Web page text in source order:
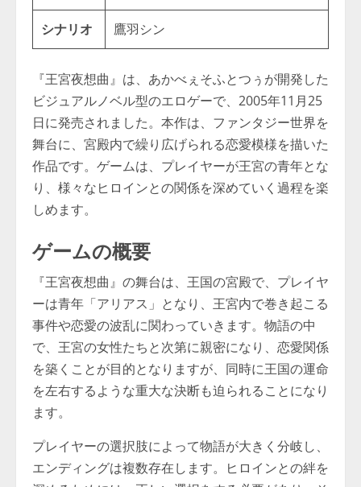
シナリオ 鷹羽シン
『王宮夜想曲』は、あかべぇそふとつぅが開発した
ビジュアルノベル型のエロゲーで、2005年11月25
日に発売されました。本作は、ファンタジー世界を
舞台に、宮殿内で繰り広げられる恋愛模様を描いた
作品です。ゲームは、プレイヤーが王宮の青年とな
り、様々なヒロインとの関係を深めていく過程を楽
しめます。
ゲームの概要
『王宮夜想曲』の舞台は、王国の宮殿で、プレイヤ
ーは青年「アリアス」となり、王宮内で巻き起こる
事件や恋愛の波乱に関わっていきます。物語の中
で、王宮の女性たちと次第に親密になり、恋愛関係
を築くことが目的となりますが、同時に王国の運命
を左右するような重大な決断も迫られることになり
ます。
プレイヤーの選択肢によって物語が大きく分岐し、
エンディングは複数存在します。ヒロインとの絆を